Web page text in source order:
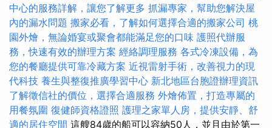
中心的服務詳解，讓您了解更多 抓漏專家，幫助您解決屋
內的漏水問題 搬家必看，了解如何選擇合適的搬家公司 桃
園外燴，無論婚宴或聚會都能滿足您的口味 護照代辦服
務，快速有效的辦理方案 經絡調理服務 各式冷凍設備，為
您的餐廳提供可靠冷藏方案 近視雷射手術，改善視力的現
代科技 養生與整復推廣學習中心 新北地區台胞證辦理資訊
了解徵信社的價位，選擇合適服務 外燴佈置，打造專屬的
用餐氛圍 復健師資格證照 護理之家單人房，提供安靜、舒
適的居住空間 這艘84歲的船可以容納50人，並且由於第一